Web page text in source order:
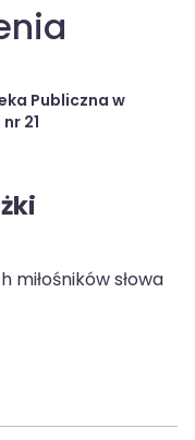
Publiczna w
21
słowa